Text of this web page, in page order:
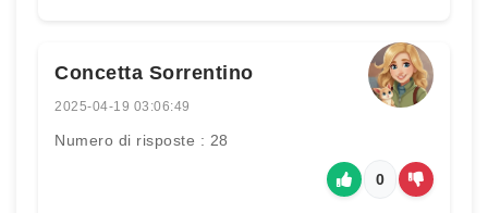
Concetta Sorrentino
2025-04-19 03:06:49
Numero di risposte : 28
0